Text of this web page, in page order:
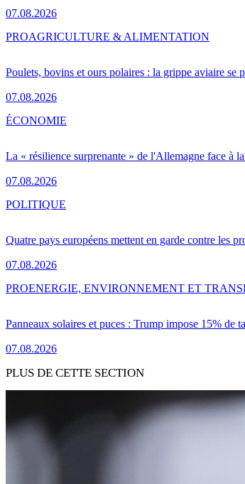
07.08.2026
Poulets, bovins et ours polaires : la grippe aviaire se
07.08.2026
PROAGRICULTURE & ALIMENTATION
La « résilience surprenante » de l'Allemagne face à
07.08.2026
ÉCONOMIE
Quatre pays européens mettent en garde contre les
07.08.2026
POLITIQUE
Panneaux solaires et puces : Trump impose 15% de
07.08.2026
PROENERGIE, ENVIRONNEMENT ET
PLUS DE CETTE SECTION